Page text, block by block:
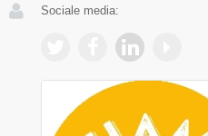
Sociale media: